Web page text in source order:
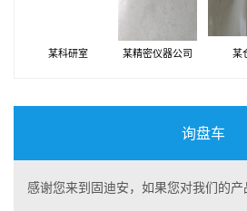
某科研室 某精密仪器公司 某
询盘车
感谢您来到固迪安，如果您对我们的